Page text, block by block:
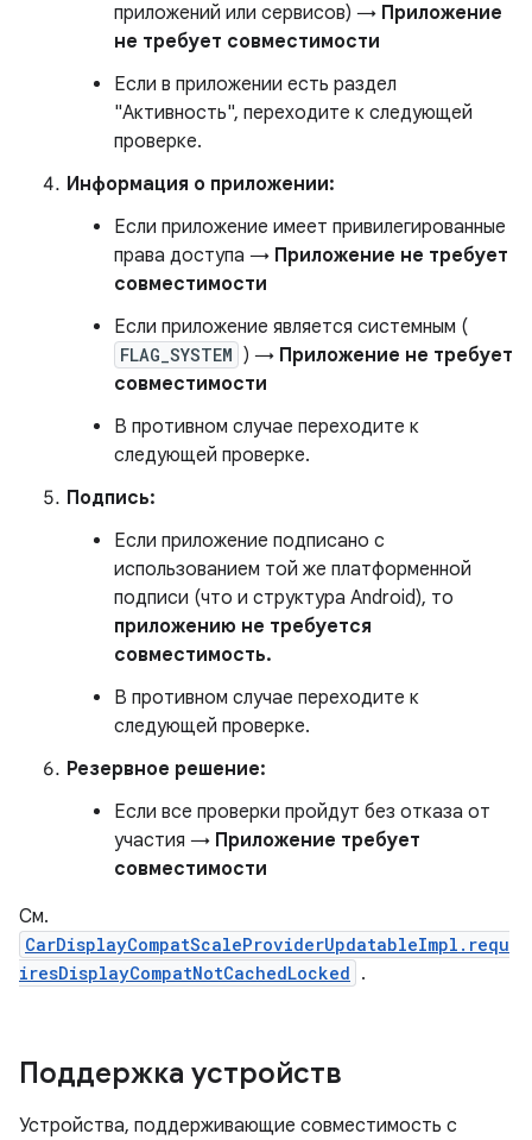
приложений или сервисов) → Приложение
не требует совместимости
Если в приложении есть раздел
"Активность", переходите к следующей
проверке.
Информация о приложении:
Если приложение имеет привилегированные
права доступа → Приложение не требует
совместимости
Если приложение является системным (
FLAG_SYSTEM ) → Приложение не требует
совместимости
В противном случае переходите к
следующей проверке.
Подпись:
Если приложение подписано с
использованием той же платформенной
подписи (что и структура Android), то
приложению не требуется
совместимость.
В противном случае переходите к
следующей проверке.
Резервное решение:
Если все проверки пройдут без отказа от
участия → Приложение требует
совместимости
См.
CarDisplayCompatScaleProviderUpdatableImpl.requ
iresDisplayCompatNotCachedLocked .
Поддержка устройств
Устройства, поддерживающие совместимость с